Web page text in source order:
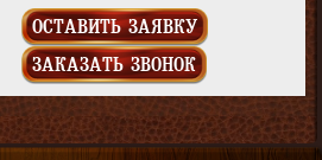
ОСТАВИТЬ ЗАЯВКУ
ЗАКАЗАТЬ ЗВОНОК